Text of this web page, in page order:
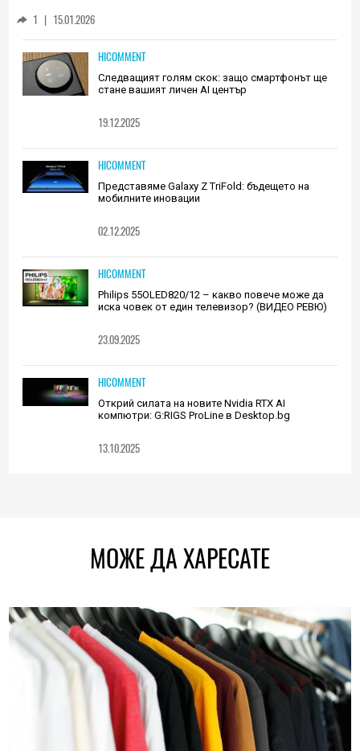
1 | 15.01.2026
HICOMMENT
Следващият голям скок: защо смартфонът ще
стане вашият личен AI център
19.12.2025
HICOMMENT
Представяме Galaxy Z TriFold: бъдещето на
мобилните иновации
02.12.2025
HICOMMENT
Philips 55OLED820/12 – какво повече може да
иска човек от един телевизор? (ВИДЕО РЕВЮ)
23.09.2025
HICOMMENT
Открий силата на новите Nvidia RTX AI
компютри: G:RIGS ProLine в Desktop.bg
13.10.2025
МОЖЕ ДА ХАРЕСАТЕ